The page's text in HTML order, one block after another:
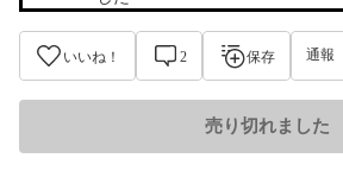
いいね！ 2 保存 通報
売り切れました